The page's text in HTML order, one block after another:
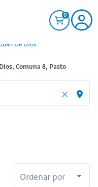
0
De Dios
Comuna 8, Pasto
Ordenar por